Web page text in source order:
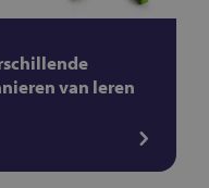
van leren